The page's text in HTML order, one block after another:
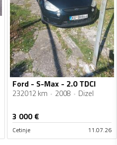
Ford - S-Max - 2.0 TDCI
232012 km 2008 Dizel
3 000€
Cetinje 11.07.26